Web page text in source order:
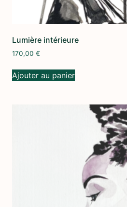
Lumière intérieure
170,00 €
Ajouter au panier